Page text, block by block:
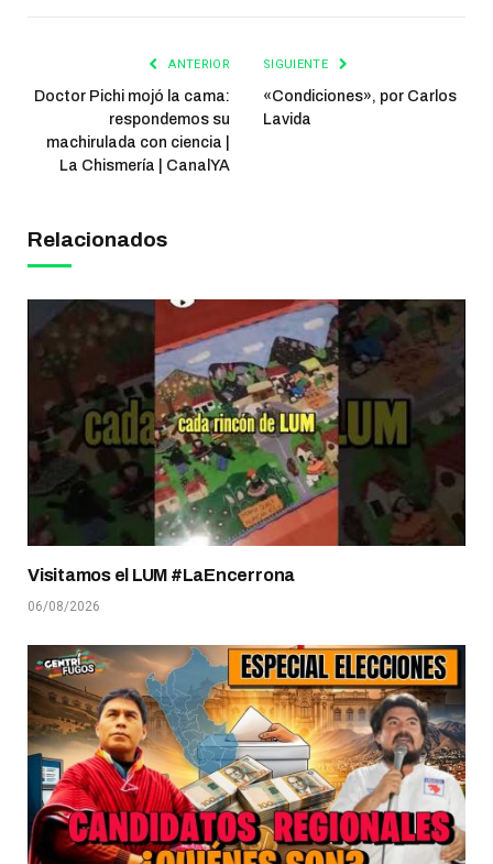
ANTERIOR
Doctor Pichi mojó la cama:
respondemos su
machirulada con ciencia |
La Chismería | CanalYA
SIGUIENTE
«Condiciones», por Carlos
Lavida
Relacionados
Visitamos el LUM #LaEncerrona
06/08/2026